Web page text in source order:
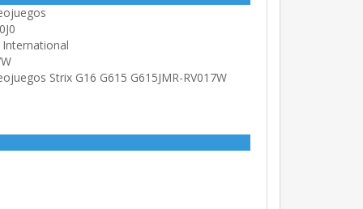
International
Strix G16 G615 G615JMR-RV017W